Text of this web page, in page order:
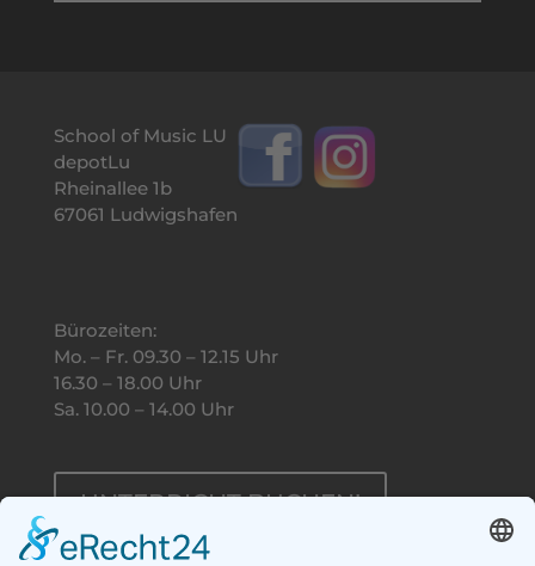
School of Music LU
depotLu
Rheinallee 1b
67061 Ludwigshafen
Bürozeiten:
Mo. – Fr. 09.30 – 12.15 Uhr
16.30 – 18.00 Uhr
Sa. 10.00 – 14.00 Uhr
UNTERRICHT BUCHEN!